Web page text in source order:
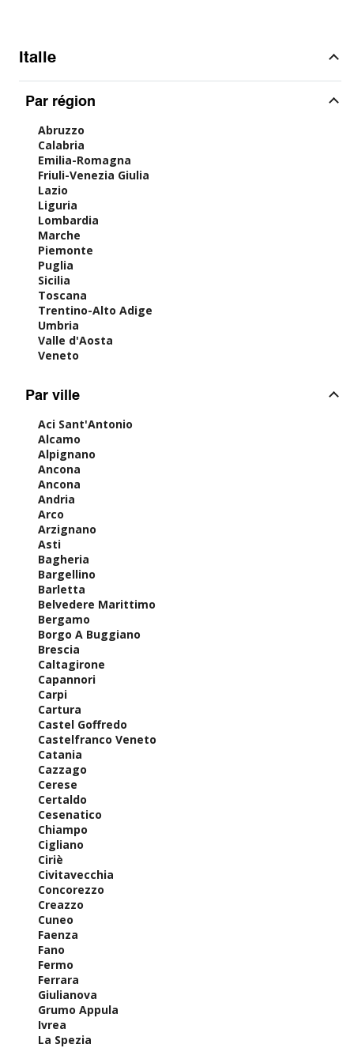
Italie
Par région
Abruzzo
Calabria
Emilia-Romagna
Friuli-Venezia Giulia
Lazio
Liguria
Lombardia
Marche
Piemonte
Puglia
Sicilia
Toscana
Trentino-Alto Adige
Umbria
Valle d'Aosta
Veneto
Par ville
Aci Sant'Antonio
Alcamo
Alpignano
Ancona
Ancona
Andria
Arco
Arzignano
Asti
Bagheria
Bargellino
Barletta
Belvedere Marittimo
Bergamo
Borgo A Buggiano
Brescia
Caltagirone
Capannori
Carpi
Cartura
Castel Goffredo
Castelfranco Veneto
Catania
Cazzago
Cerese
Certaldo
Cesenatico
Chiampo
Cigliano
Ciriè
Civitavecchia
Concorezzo
Creazzo
Cuneo
Faenza
Fano
Fermo
Ferrara
Giulianova
Grumo Appula
Ivrea
La Spezia